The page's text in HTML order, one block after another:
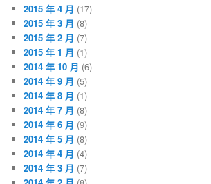
2015 年 4 月 (17)
2015 年 3 月 (8)
2015 年 2 月 (7)
2015 年 1 月 (1)
2014 年 10 月 (6)
2014 年 9 月 (5)
2014 年 8 月 (1)
2014 年 7 月 (8)
2014 年 6 月 (9)
2014 年 5 月 (8)
2014 年 4 月 (4)
2014 年 3 月 (7)